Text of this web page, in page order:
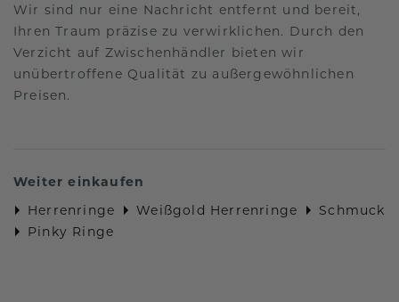
Wir sind nur eine Nachricht entfernt und bereit,
Ihren Traum präzise zu verwirklichen. Durch den
Verzicht auf Zwischenhändler bieten wir
unübertroffene Qualität zu außergewöhnlichen
Preisen.
Weiter einkaufen
Herrenringe
Weißgold Herrenringe
Schmuck
Pinky Ringe